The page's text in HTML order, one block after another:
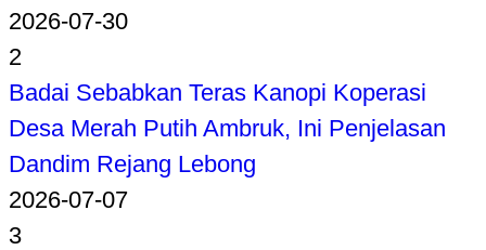
2026-07-30
2
Badai Sebabkan Teras Kanopi Koperasi
Desa Merah Putih Ambruk, Ini Penjelasan
Dandim Rejang Lebong
2026-07-07
3